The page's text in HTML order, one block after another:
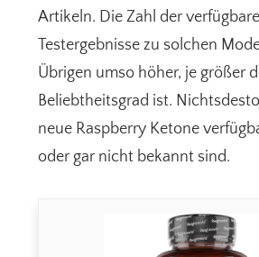
Artikeln. Die Zahl der
Testergebnisse zu solchen
Übrigen umso höher, je größer
Beliebtheitsgrad ist.
neue Raspberry Ketone
oder gar nicht bekannt sind.